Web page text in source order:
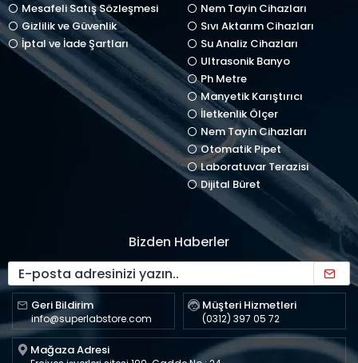
Mesafeli Satış Sözleşmesi
Gizlilik ve Güvenlik
İptal ve İade Şartları
Nem Tayin Cihazları
Sıvı Aktarım Cihazları
Su Analiz Cihazları
Ultrasonik Banyo
Ph Metre
Manyetik Karıştırıcı
İletkenlik Ölçer
Nem Tayin Cihazları
Otomatik Pipet
Laboratuvar Terazisi
Dijital Büret
Bizden Haberler
Geri Bildirim
info@superlabstore.com
Müşteri Hizmetleri
(0312) 397 05 72
Mağaza Adresi